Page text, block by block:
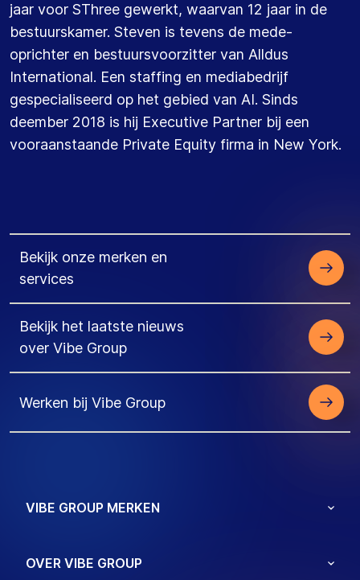
jaar voor SThree gewerkt, waarvan 12 jaar in de
bestuurskamer. Steven is tevens de mede-
oprichter en bestuursvoorzitter van Alldus
International. Een staffing en mediabedrijf
gespecialiseerd op het gebied van AI. Sinds
deember 2018 is hij Executive Partner bij een
vooraanstaande Private Equity firma in New York.
Bekijk onze merken en
services
Bekijk het laatste nieuws
over Vibe Group
Werken bij Vibe Group
VIBE GROUP MERKEN
OVER VIBE GROUP